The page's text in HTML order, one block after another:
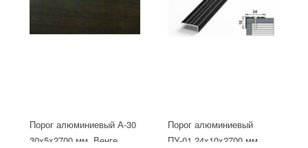
Порог алюминиевый А-30
30х5x2700 мм, Венге
Порог алюминиевый
ПУ-01 24x10x2700 мм,